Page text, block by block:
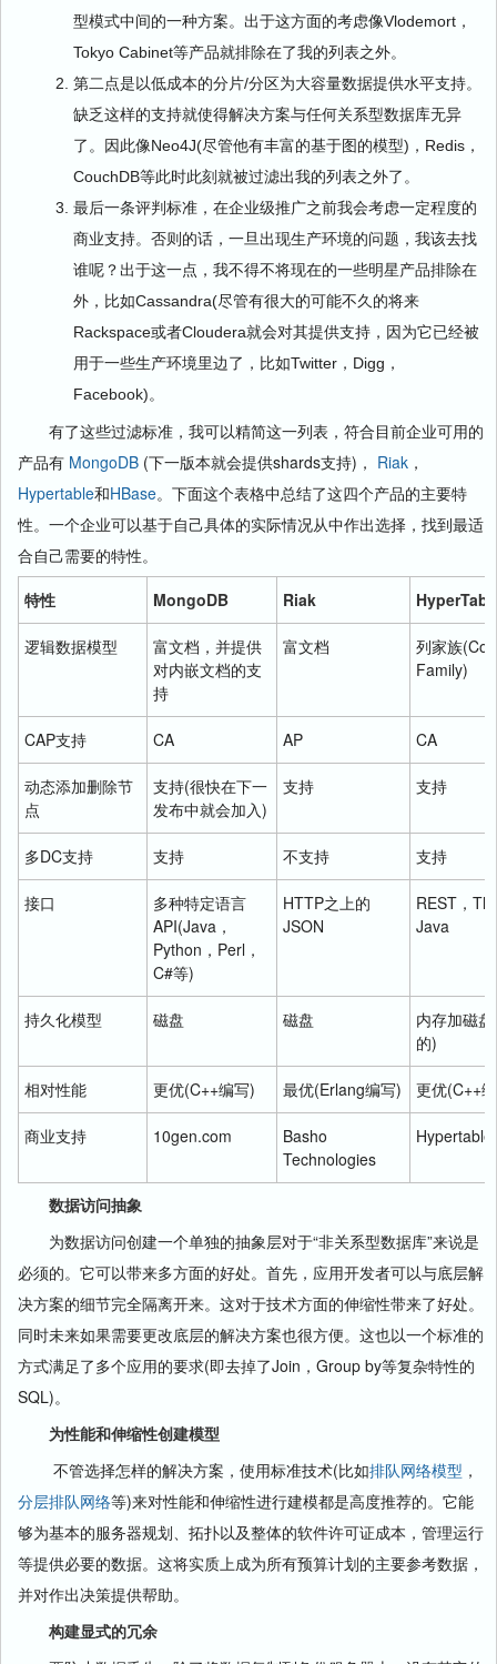
型模式中间的一种方案。出于这方面的考虑像Vlodemort，
Tokyo Cabinet等产品就排除在了我的列表之外。
第二点是以低成本的分片/分区为大容量数据提供水平支持。
缺乏这样的支持就使得解决方案与任何关系型数据库无异
了。因此像Neo4J(尽管他有丰富的基于图的模型)，Redis，
CouchDB等此时此刻就被过滤出我的列表之外了。
最后一条评判标准，在企业级推广之前我会考虑一定程度的
商业支持。否则的话，一旦出现生产环境的问题，我该去找
谁呢？出于这一点，我不得不将现在的一些明星产品排除在
外，比如Cassandra(尽管有很大的可能不久的将来
Rackspace或者Cloudera就会对其提供支持，因为它已经被
用于一些生产环境里边了，比如Twitter，Digg，
Facebook)。
有了这些过滤标准，我可以精简这一列表，符合目前企业可用的
产品有 MongoDB (下一版本就会提供shards支持)， Riak ，
Hypertable和HBase。下面这个表格中总结了这四个产品的主要特
性。一个企业可以基于自己具体的实际情况从中作出选择，找到最适
合自己需要的特性。
特性
MongoDB Riak
逻辑数据模型
富文档，并提供
对内嵌文档的支
持
富文档
列家族
Family)
CAP支持 CA AP CA
动态添加删除节
点
支持(很快在下一
发布中就会加入)
支持 支持
多DC支持 支持 不支持 支持
接口
多种特定语言
API(Java，
Python，Perl，
C#等)
HTTP之上的
JSON
REST，
Java
持久化模型 磁盘 磁盘
内存加磁
的)
相对性能 更优(C++编写) 最优(Erlang编写) 更优(C++
商业支持 10gen.com
Basho
Technologies
Hypertable
数据访问抽象
为数据访问创建一个单独的抽象层对于“非关系型数据库”来说是
必须的。它可以带来多方面的好处。首先，应用开发者可以与底层解
决方案的细节完全隔离开来。这对于技术方面的伸缩性带来了好处。
同时未来如果需要更改底层的解决方案也很方便。这也以一个标准的
方式满足了多个应用的要求(即去掉了Join，Group by等复杂特性的
SQL)。
为性能和伸缩性创建模型
不管选择怎样的解决方案，使用标准技术(比如排队网络模型 ，
分层排队网络等)来对性能和伸缩性进行建模都是高度推荐的。它能
够为基本的服务器规划、拓扑以及整体的软件许可证成本，管理运行
等提供必要的数据。这将实质上成为所有预算计划的主要参考数据，
并对作出决策提供帮助。
构建显式的冗余